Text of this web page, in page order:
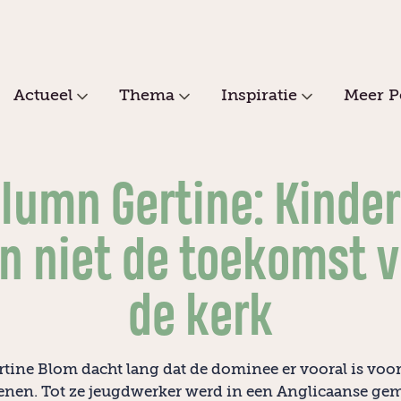
Actueel Thema Inspiratie Meer
Gertine:
niet de toekomst
de kerk
Blom dacht lang dat de dominee er vooral is
Tot ze jeugdwerker werd in een Anglicaanse